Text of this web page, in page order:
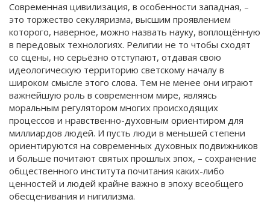
Современная цивилизация, в особенности западная, –
это торжество секуляризма, высшим проявлением
которого, наверное, можно назвать науку, воплощённую
в передовых технологиях. Религии не то чтобы сходят
со сцены, но серьёзно отступают, отдавая свою
идеологическую территорию светскому началу в
широком смысле этого слова. Тем не менее они играют
важнейшую роль в современном мире, являясь
моральным регулятором многих происходящих
процессов и нравственно-духовным ориентиром для
миллиардов людей. И пусть люди в меньшей степени
ориентируются на современных духовных подвижников
и больше почитают святых прошлых эпох, – сохранение
общественного института почитания каких-либо
ценностей и людей крайне важно в эпоху всеобщего
обесценивания и нигилизма.